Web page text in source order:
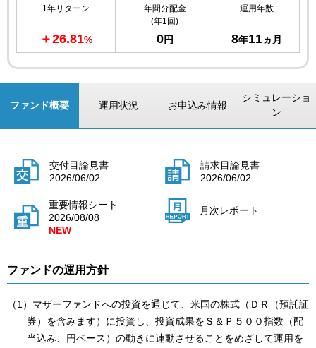
1年リターン
＋26.81%
年間分配金
(年1回)
0円
運用年数
8年11ヵ月
ファンド概要 運用状況 お申込み情報
シミュレーショ
ン
交付目論見書
2026/06/02
請求目論見書
2026/06/02
重要情報シート
2026/08/08
月次レポート
ファンドの運用方針
（1）マザーファンドへの投資を通じて、米国の株式（ＤＲ（預託証
券）を含みます）に投資し、投資成果をＳ＆Ｐ５００指数（配
当込み、円ベース）の動きに連動させることをめざして運用を